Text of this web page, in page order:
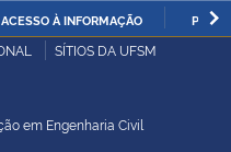
ACESSO À INFORMAÇÃO
SÍTIOS DA UFSM
em Engenharia Civil